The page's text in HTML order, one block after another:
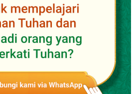
dengan perkataan Saudara Li
oleh kata-katanya. Setelah
antara lain tentang niat
dunia dengan air bah
Sodom dengan api, dan dia
pentingnya Tuhan mengambil